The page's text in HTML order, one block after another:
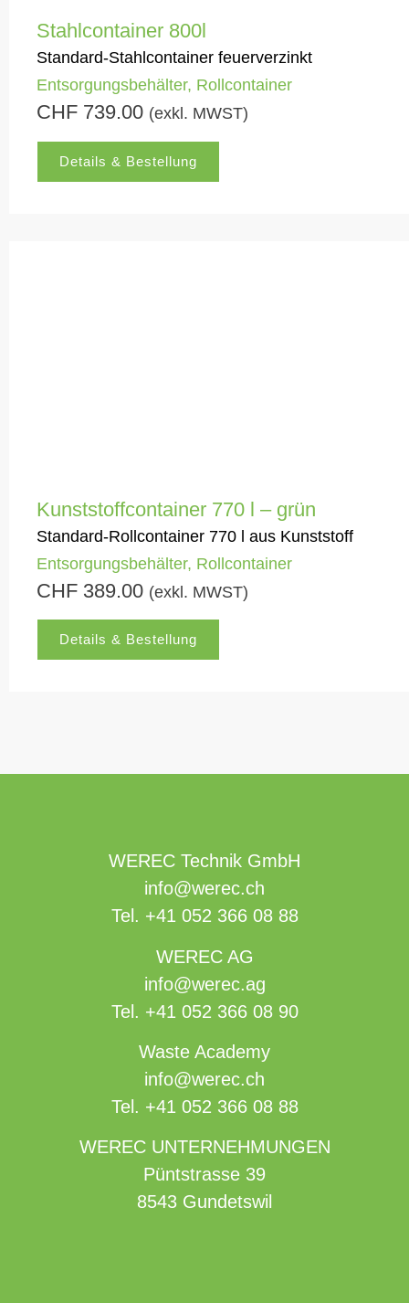
Stahlcontainer 800l
Standard-Stahlcontainer feuerverzinkt
Entsorgungsbehälter, Rollcontainer
CHF 739.00 (exkl. MWST)
Details & Bestellung
Kunststoffcontainer 770 l – grün
Standard-Rollcontainer 770 l aus Kunststoff
Entsorgungsbehälter, Rollcontainer
CHF 389.00 (exkl. MWST)
Details & Bestellung
WEREC Technik GmbH
info@werec.ch
Tel. +41 052 366 08 88
WEREC AG
info@werec.ag
Tel. +41 052 366 08 90
Waste Academy
info@werec.ch
Tel. +41 052 366 08 88
WEREC UNTERNEHMUNGEN
Püntstrasse 39
8543 Gundetswil